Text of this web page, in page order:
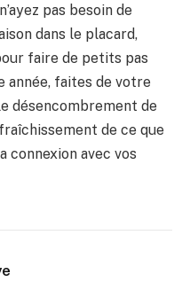
pas besoin de
dans le placard,
faire de petits pas
faites de votre
désencombrement de
de ce que
connexion avec vos